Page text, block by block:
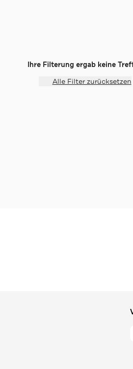
Ihre Filterung ergab keine
Alle Filter zurücksetzen